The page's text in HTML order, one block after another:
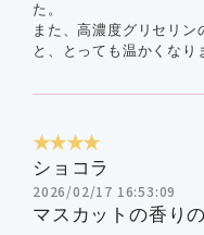
た。
また、高濃度グリセリ
と、とっても温かくなり
★★★★
ショコラ
2026/02/17 16:53:09
マスカットの香り